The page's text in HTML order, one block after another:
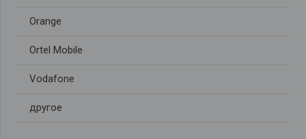
Orange
Ortel Mobile
Vodafone
другое